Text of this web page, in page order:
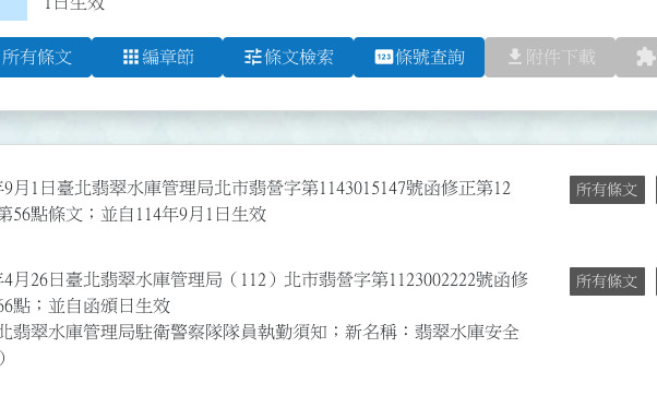
所有條文 apps 編章節 tune條文檢索 pin條號查詢 file_download 附件下載 extension
9月1日臺北翡翠水庫管理局北市翡營字第1143015147號函修正第12
56點條文；並自114年9月1日生效
所有條文
4月26日臺北翡翠水庫管理局（112）北市翡營字第1123002222號函修
點；並自函頒日生效
翡翠水庫管理局駐衛警察隊隊員執勤須知；新名稱：翡翠水庫安全
所有條文